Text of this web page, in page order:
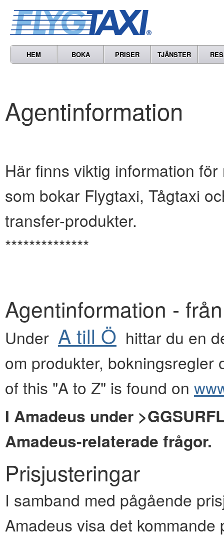
HEM BOKA PRISER TJÄNSTER
Agentinformation
Här finns viktig information
som bokar Flygtaxi, Tågtaxi
transfer-produkter.
**************
Agentinformation -
Under A till Ö hittar du en
om produkter, bokningsregler
of this "A to Z" is found on
I Amadeus under
Amadeus-relaterade frågor.
Prisjusteringar
I samband med pågående
Amadeus visa det